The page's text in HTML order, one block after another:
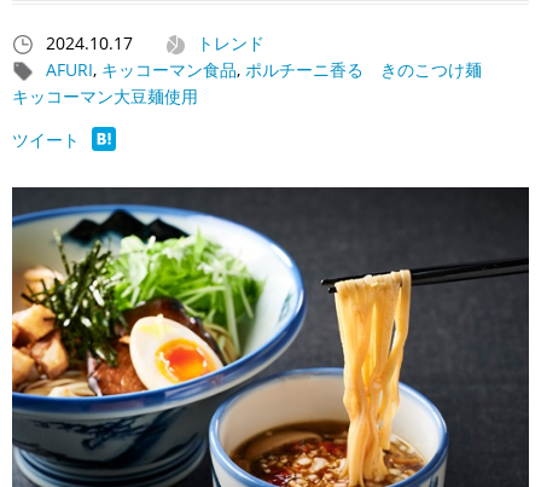
2024.10.17
トレンド
AFURI, キッコーマン食品, ポルチーニ香る きのこつけ麺
キッコーマン大豆麺使用
ツイート